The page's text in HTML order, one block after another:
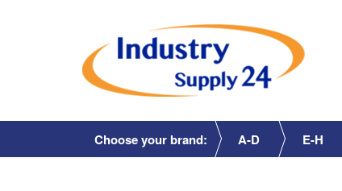
Choose your brand: A-D E-H